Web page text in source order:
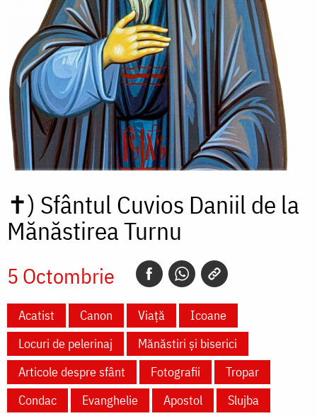
✝) Sfântul Cuvios Daniil de la
Mănăstirea Turnu
5 Octombrie
Acatist Canon Viață
Icoane
Locuri de pelerinaj
Mănăstiri și biserici
Articole despre sfânt
Fotografii
Tropar
Condac
Evanghelie Apostol Slujba